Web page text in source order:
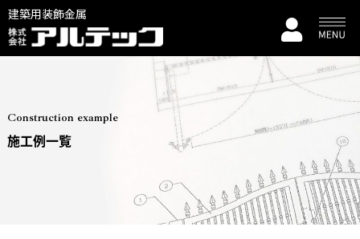
建築用装飾金属
Construction example
施工例一覧